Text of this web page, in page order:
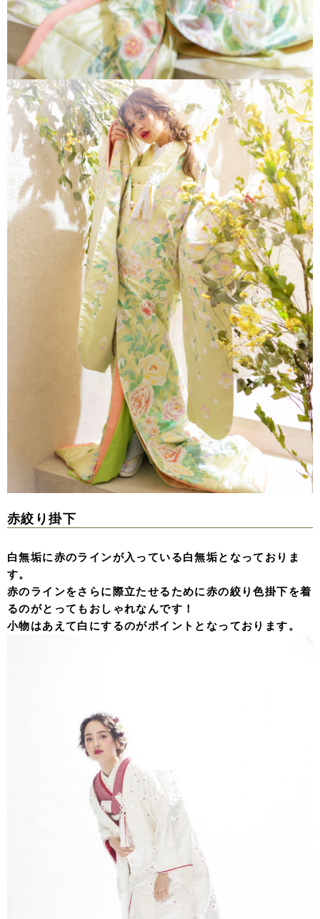
赤絞り掛下
白無垢に赤のラインが入っている白無垢となっておりま
す。
赤のラインをさらに際立たせるために赤の絞り色掛下を着
るのがとってもおしゃれなんです！
小物はあえて白にするのがポイントとなっております。